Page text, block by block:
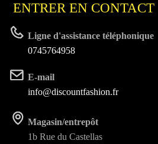
ENTRER EN CONTACT
Ligne d'assistance téléphonique
0745764958
E-mail
info@discountfashion.fr
Magasin/entrepôt
1b Rue du Castellas